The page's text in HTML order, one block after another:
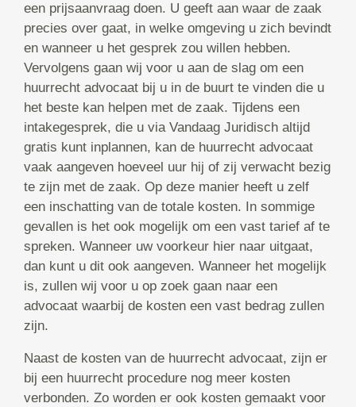
een prijsaanvraag doen. U geeft aan waar de zaak
precies over gaat, in welke omgeving u zich bevindt
en wanneer u het gesprek zou willen hebben.
Vervolgens gaan wij voor u aan de slag om een
huurrecht advocaat bij u in de buurt te vinden die u
het beste kan helpen met de zaak. Tijdens een
intakegesprek, die u via Vandaag Juridisch altijd
gratis kunt inplannen, kan de huurrecht advocaat
vaak aangeven hoeveel uur hij of zij verwacht bezig
te zijn met de zaak. Op deze manier heeft u zelf
een inschatting van de totale kosten. In sommige
gevallen is het ook mogelijk om een vast tarief af te
spreken. Wanneer uw voorkeur hier naar uitgaat,
dan kunt u dit ook aangeven. Wanneer het mogelijk
is, zullen wij voor u op zoek gaan naar een
advocaat waarbij de kosten een vast bedrag zullen
zijn.
Naast de kosten van de huurrecht advocaat, zijn er
bij een huurrecht procedure nog meer kosten
verbonden. Zo worden er ook kosten gemaakt voor